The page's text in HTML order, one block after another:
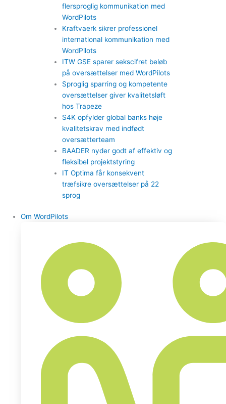
flersproglig kommunikation med
WordPilots
Kraftvaerk sikrer professionel
international kommunikation med
WordPilots
ITW GSE sparer sekscifret beløb
på oversættelser med WordPilots
Sproglig sparring og kompetente
oversættelser giver kvalitetsløft
hos Trapeze
S4K opfylder global banks høje
kvalitetskrav med indfødt
oversætterteam
BAADER nyder godt af effektiv og
fleksibel projektstyring
IT Optima får konsekvent
træfsikre oversættelser på 22
sprog
Om WordPilots